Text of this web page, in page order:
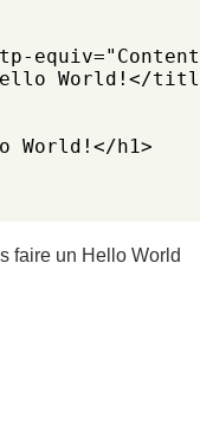
faire un Hello World